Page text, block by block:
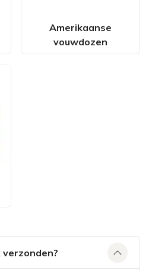
Amerikaanse
vouwdozen